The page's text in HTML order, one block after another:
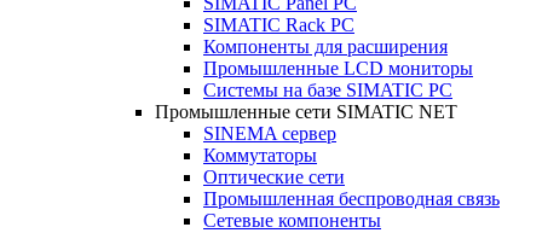
SIMATIC Rack PC
Компоненты для расширения
Промышленные LCD мониторы
Системы на базе SIMATIC PC
Промышленные сети SIMATIC NET
SINEMA сервер
Коммутаторы
Оптические сети
Промышленная беспроводная связь
Сетевые компоненты